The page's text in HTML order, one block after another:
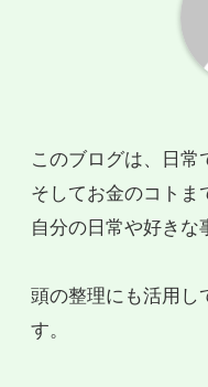
このブログは、日常
そしてお金のコトま
自分の日常や好きな
頭の整理にも活用し
す。